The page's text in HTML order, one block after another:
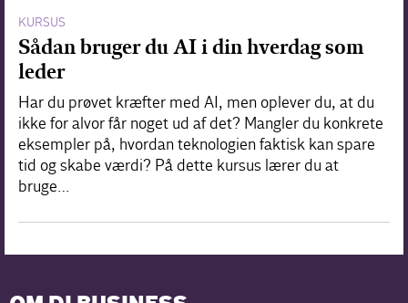
KURSUS
Sådan bruger du AI i din hverdag som
leder
Har du prøvet kræfter med AI, men oplever du, at du
ikke for alvor får noget ud af det? Mangler du konkrete
eksempler på, hvordan teknologien faktisk kan spare
tid og skabe værdi? På dette kursus lærer du at
bruge…